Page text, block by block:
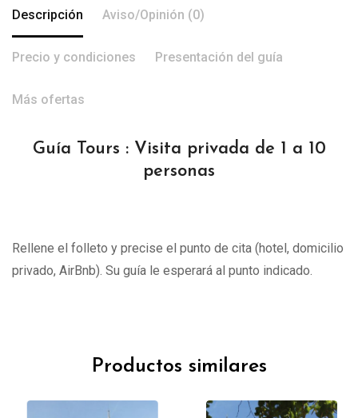
Descripción Aviso/Opinión (0)
Precio y condiciones Presentación del guía
Más ofertas
Guía Tours : Visita privada de 1 a 10
personas
Rellene el folleto y precise el punto de cita (hotel, domicilio
privado, AirBnb). Su guía le esperará al punto indicado.
Productos similares